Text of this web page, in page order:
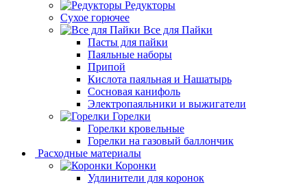
Редукторы
Сухое горючее
Все для Пайки
Пасты для пайки
Паяльные наборы
Припой
Кислота паяльная и Нашатырь
Сосновая канифоль
Электропаяльники и выжигатели
Горелки
Горелки кровельные
Горелки на газовый баллончик
Расходные материалы
Коронки
Удлинители для коронок